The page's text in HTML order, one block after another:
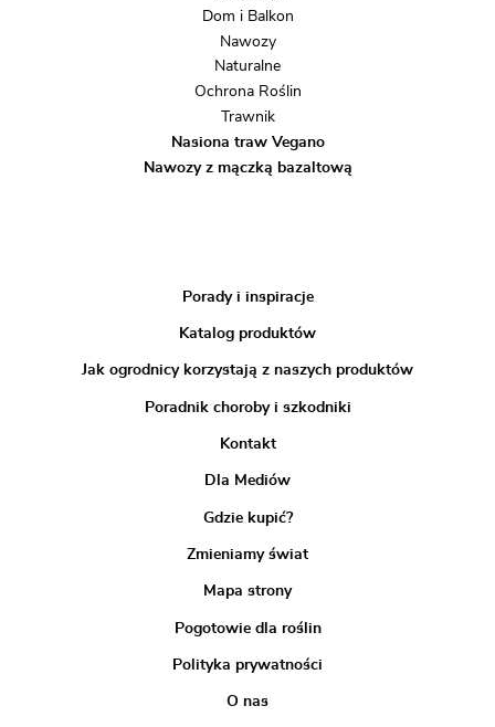
Dom i Balkon
Nawozy
Naturalne
Ochrona Roślin
Trawnik
Nasiona traw Vegano
Nawozy z mączką bazaltową
Porady i inspiracje
Katalog produktów
Jak ogrodnicy korzystają z naszych produktów
Poradnik choroby i szkodniki
Kontakt
Dla Mediów
Gdzie kupić?
Zmieniamy świat
Mapa strony
Pogotowie dla roślin
Polityka prywatności
O nas